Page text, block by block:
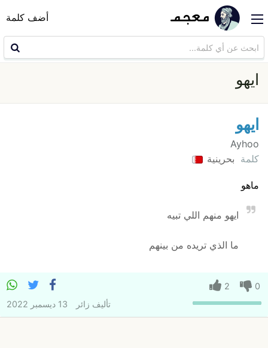
أضف كلمة
ايهو
ايهو
Ayhoo
كلمة بحرينية
ماهو
ايهو منهم اللي تبيه
ما الذي تريده من بينهم
0
2
تأليف زائر 13 ديسمبر 2022